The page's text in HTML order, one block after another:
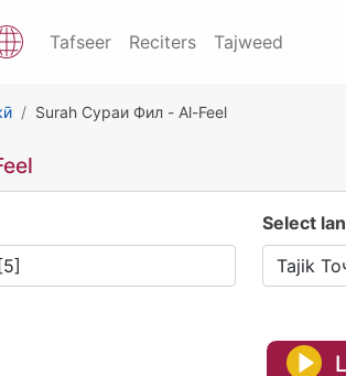
Tafseer Reciters Tajweed
Surah Сураи Фил - Al-Feel
Select